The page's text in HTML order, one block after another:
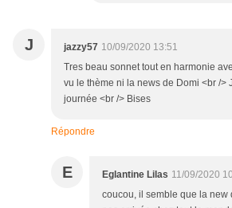
J jazzy57 10/09/2020 13:51
Tres beau sonnet tout en harmonie
vu le thème ni la news de Domi <br />
journée <br /> Bises
Répondre
E Eglantine Lilas 11/09/2020
coucou, il semble que la new